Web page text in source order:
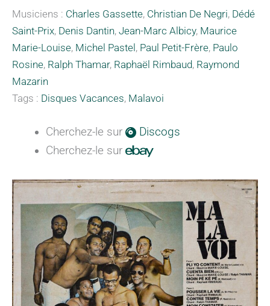
Musiciens : Charles Gassette, Christian De Negri, Dédé
Saint-Prix, Denis Dantin, Jean-Marc Albicy, Maurice
Marie-Louise, Michel Pastel , Paul Petit-Frère, Paulo
Rosine, Ralph Thamar, Raphaël Rimbaud, Raymond
Mazarin
Tags : Disques Vacances, Malavoi
Cherchez-le sur
Discogs
Cherchez-le sur